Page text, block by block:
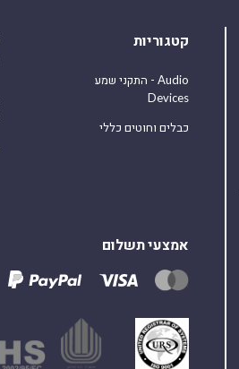
קטגוריות
התקני שמע - Audio
Devices
כבלים וחוטים כללי
אמצעי תשלום